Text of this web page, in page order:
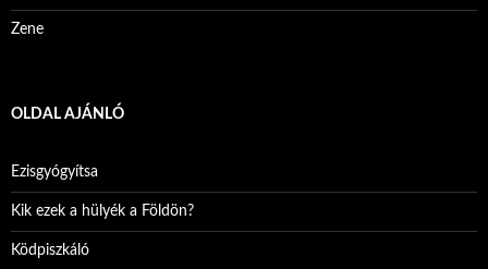
Zene
OLDAL AJÁNLÓ
Ezisgyógyítsa
Kik ezek a hülyék a Földön?
Ködpiszkáló